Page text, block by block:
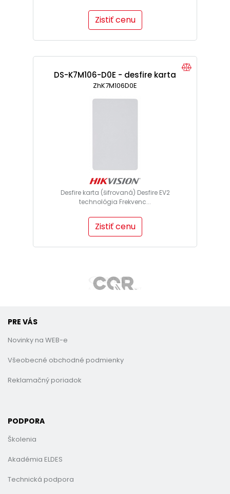
Zistiť cenu
DS-K7M106-D0E - desfire karta
ZhK7M106D0E
Desfire karta (šifrovaná) Desfire EV2
technológia Frekvenc...
Zistiť cenu
PRE VÁS
Novinky na WEB-e
Všeobecné obchodné podmienky
Reklamačný poriadok
PODPORA
Školenia
Akadémia ELDES
Technická podpora